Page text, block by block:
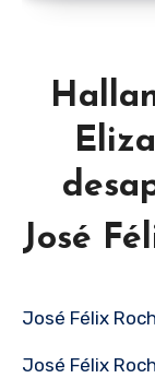
José
José Félix
José Félix